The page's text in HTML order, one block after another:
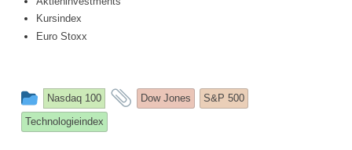
Kursindex
Euro Stoxx
This
entry
was
Nasdaq 100
and
Dow Jones
S&P 500
Technologieindex